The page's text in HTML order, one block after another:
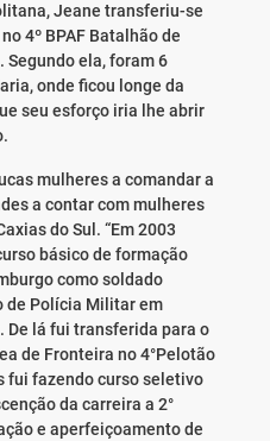
Jeane transferiu-se
4º BPAF Batalhão de
Segundo ela, foram 6
onde ficou longe da
seu esforço iria lhe abrir
mulheres a comandar a
a contar com mulheres
do Sul. “Em 2003
básico de formação
como soldado
de Polícia Militar em
De lá fui transferida para o
de Fronteira no 4°Pelotão
fui fazendo curso seletivo
da carreira a 2°
e aperfeiçoamento de